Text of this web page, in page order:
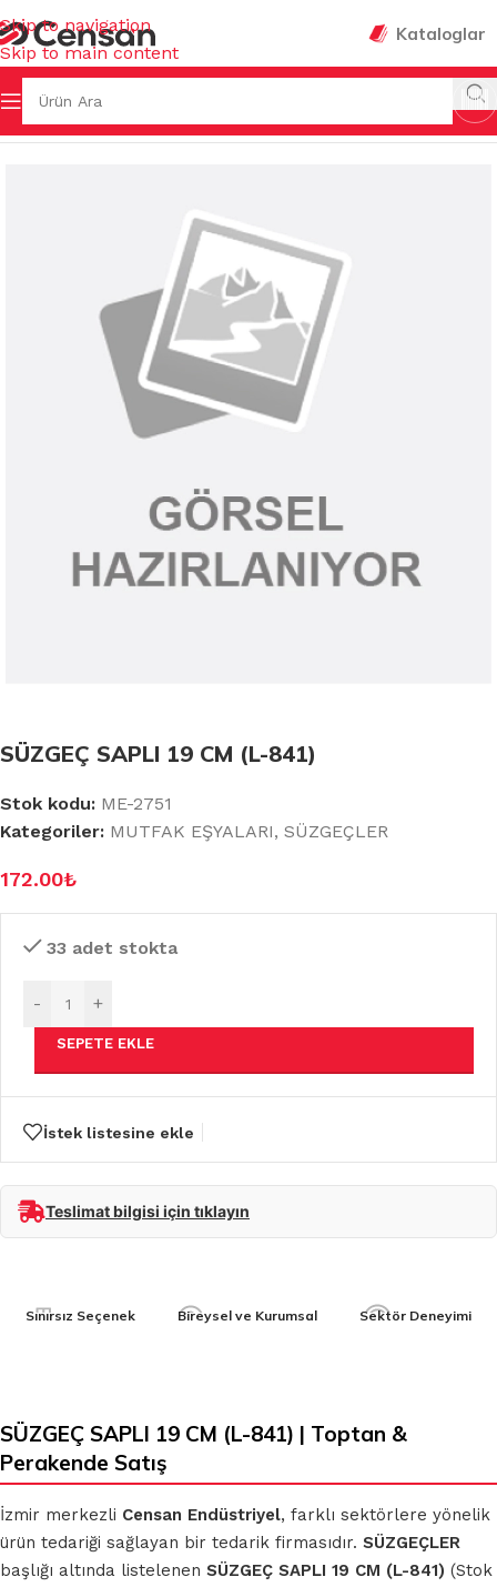
Skip to navigation
Skip to main content
Kataloglar
Ana Sayfa
SÜZGEÇ SAPLI 19 CM (L-841)
Stok kodu: ME-2751
Kategoriler: MUTFAK EŞYALARI, SÜZGEÇLER
172.00₺
33 adet stokta
- +
SEPETE EKLE
İstek listesine ekle
Teslimat bilgisi için tıklayın
Sınırsız Seçenek Bireysel ve Kurumsal Sektör Deneyimi
SÜZGEÇ SAPLI 19 CM (L-841) | Toptan &
Perakende Satış
İzmir merkezli Censan Endüstriyel, farklı sektörlere yönelik
ürün tedariği sağlayan bir tedarik firmasıdır. SÜZGEÇLER
başlığı altında listelenen SÜZGEÇ SAPLI 19 CM (L-841) (Stok